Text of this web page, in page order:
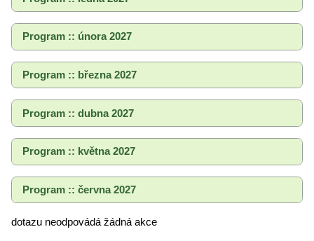
Program :: února 2027
Program :: března 2027
Program :: dubna 2027
Program :: května 2027
Program :: června 2027
dotazu neodpovádá žádná akce